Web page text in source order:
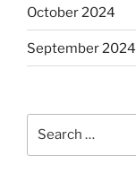
October 2024
September 2024